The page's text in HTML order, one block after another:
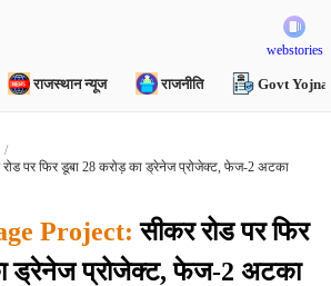
webstories
राजस्थान न्यूज राजनीति Govt Yojna
पर फिर डूबा 28 करोड़ का ड्रेनेज प्रोजेक्ट, फेज-2 अटका
Project: सीकर रोड पर फिर
ड्रेनेज प्रोजेक्ट, फेज-2 अटका